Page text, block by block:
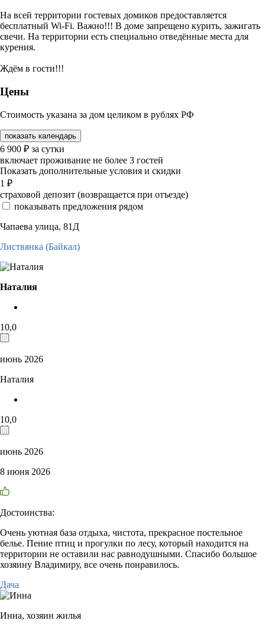
На всей территории гостевых домиков предоставляется
бесплатный Wi-Fi. Важно!!! В доме запрещено курить, зажигать
свечи. На территории есть специально отведённые места для
курения.
Ждём в гости!!!
Цены
Стоимость указана за дом целиком в рублях РФ
показать календарь
6 900 ₽ за сутки
включает проживание не более 3 гостей
Показать дополнительные условия и скидки
1 ₽
страховой депозит (возвращается при отъезде)
показывать предложения рядом
Чапаева улица, 81Д
Листвянка (Байкал)
Наталия
10,0
июнь 2026
Наталия
10,0
июнь 2026
8 июня 2026
Достоинства:
Очень уютная база отдыха, чистота, прекрасное постельное
белье. Пение птиц и прогулки по лесу, который находится на
территории не оставили нас равнодушными. Спасибо большое
хозяину Владимиру, все очень понравилось.
Дача
Инна, хозяин жилья